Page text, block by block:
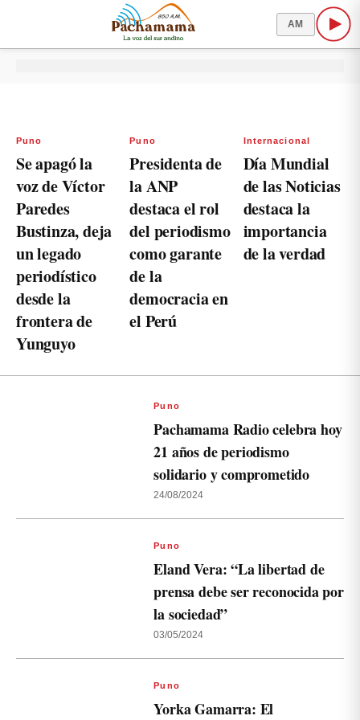
AM
Puno
Se apagó la
voz de Víctor
Paredes
Bustinza, deja
un legado
periodístico
desde la
frontera de
Yunguyo
Puno
Presidenta de
la ANP
destaca el rol
del periodismo
como garante
de la
democracia en
el Perú
Internacional
Día Mundial
de las Noticias
destaca la
importancia
de la verdad
Puno
Pachamama Radio celebra hoy
21 años de periodismo
solidario y comprometido
24/08/2024
Puno
Eland Vera: “La libertad de
prensa debe ser reconocida por
la sociedad”
03/05/2024
Puno
Yorka Gamarra: El